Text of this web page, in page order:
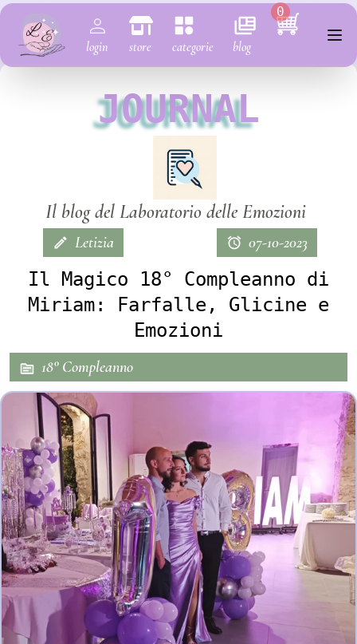
login store categorie blog
0
JOURNAL
Il blog del Laboratorio delle Emozioni
Letizia 07-10-2023
Il Magico 18° Compleanno di
Miriam: Farfalle, Glicine e
Emozioni
18° Compleanno